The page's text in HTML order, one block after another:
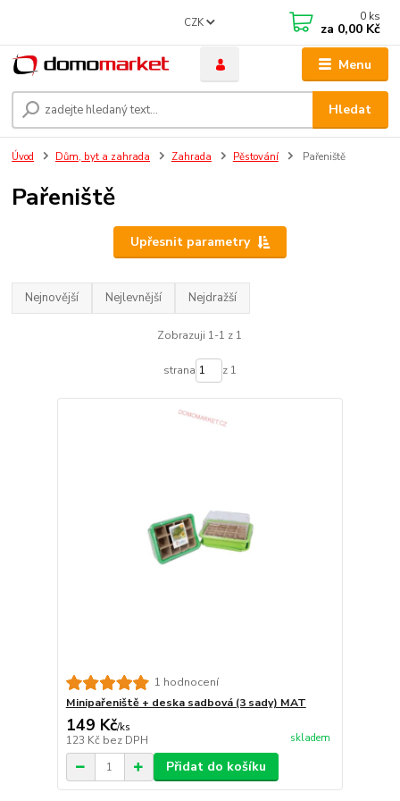
Menu
CZK
Hledat
0 ks
za 0,00 Kč
Úvod Dům, byt a zahrada Zahrada Pěstování Pařeniště
Pařeniště
Upřesnit parametry
Nejnovější Nejlevnější Nejdražší
Zobrazuji 1-1 z 1
strana z 1
1 hodnocení
Minipařeniště + deska sadbová (3 sady) MAT
149 Kč/ks
123 Kč bez DPH skladem
Přidat do košíku